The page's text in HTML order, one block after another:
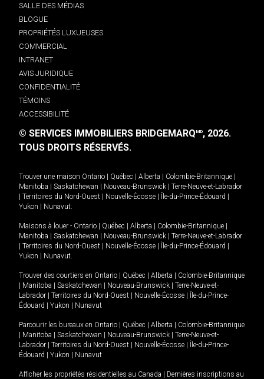
SALLE DES MÉDIAS
BLOGUE
PROPRIÉTÉS LUXUEUSES
COMMERCIAL
INTRANET
AVIS JURIDIQUE
CONFIDENTIALITÉ
TÉMOINS
ACCESSIBILITÉ
© SERVICES IMMOBILIERS BRIDGEMARQMD, 2026.
TOUS DROITS RÉSERVÉS.
Trouver une maison Ontario | Québec | Alberta | Colombie-Britannique |
Manitoba | Saskatchewan | Nouveau-Brunswick | Terre-Neuve-et-Labrador
| Territoires du Nord-Ouest | Nouvelle-Écosse | Île-du-Prince-Édouard |
Yukon | Nunavut
Maisons à louer - Ontario | Québec | Alberta | Colombie-Britannique |
Manitoba | Saskatchewan | Nouveau-Brunswick | Terre-Neuve-et-Labrador
| Territoires du Nord-Ouest | Nouvelle-Écosse | Île-du-Prince-Édouard |
Yukon | Nunavut
Trouver des courtiers en Ontario | Québec | Alberta | Colombie-Britannique
| Manitoba | Saskatchewan | Nouveau-Brunswick | Terre-Neuve-et-
Labrador | Territoires du Nord-Ouest | Nouvelle-Écosse | Île-du-Prince-
Édouard | Yukon | Nunavut
Parcourir les bureaux en Ontario | Québec | Alberta | Colombie-Britannique
| Manitoba | Saskatchewan | Nouveau-Brunswick | Terre-Neuve-et-
Labrador | Territoires du Nord-Ouest | Nouvelle-Écosse | Île-du-Prince-
Édouard | Yukon | Nunavut
Afficher les propriétés résidentielles au Canada | Dernières inscriptions au